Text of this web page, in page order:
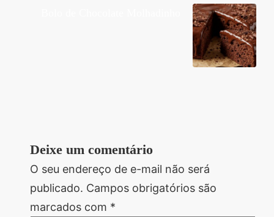
Deixe um comentário
O seu endereço de e-mail não será
publicado. Campos obrigatórios são
marcados com *